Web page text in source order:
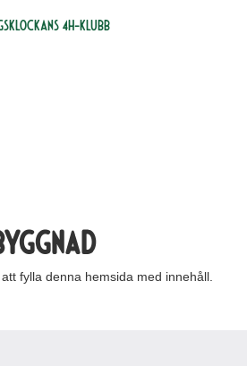
4H-klubb
fylla denna hemsida med innehåll.